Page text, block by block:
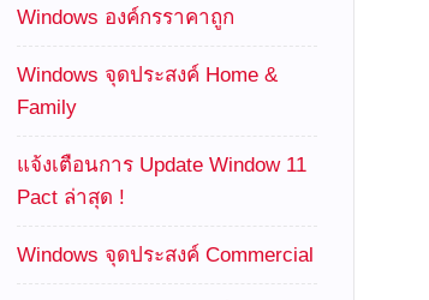
Windows องค์กรราคาถูก
Windows จุดประสงค์ Home &
Family
แจ้งเตือนการ Update Window 11
Pact ล่าสุด !
Windows จุดประสงค์ Commercial